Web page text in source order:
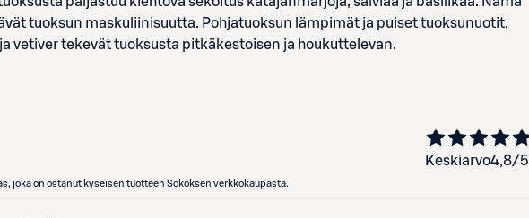
tuoksun maskuliinisuutta. Pohjatuoksun lämpimät ja puiset tuoksunuotit,
vetiver tekevät tuoksusta pitkäkestoisen ja houkuttelevan.
Keskiarvo4,8/5
joka on ostanut kyseisen tuotteen Sokoksen verkkokaupasta.